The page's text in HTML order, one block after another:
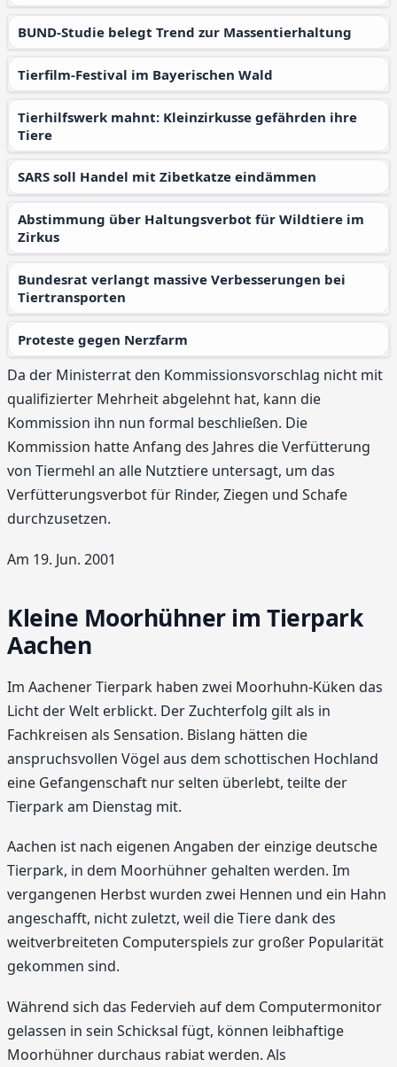
BUND-Studie belegt Trend zur Massentierhaltung
Tierfilm-Festival im Bayerischen Wald
Tierhilfswerk mahnt: Kleinzirkusse gefährden ihre
Tiere
SARS soll Handel mit Zibetkatze eindämmen
Abstimmung über Haltungsverbot für Wildtiere im
Zirkus
Bundesrat verlangt massive Verbesserungen bei
Tiertransporten
Proteste gegen Nerzfarm
Da der Ministerrat den Kommissionsvorschlag nicht mit
qualifizierter Mehrheit abgelehnt hat, kann die
Kommission ihn nun formal beschließen. Die
Kommission hatte Anfang des Jahres die Verfütterung
von Tiermehl an alle Nutztiere untersagt, um das
Verfütterungsverbot für Rinder, Ziegen und Schafe
durchzusetzen.
Am 19. Jun. 2001
Kleine Moorhühner im Tierpark
Aachen
Im Aachener Tierpark haben zwei Moorhuhn-Küken das
Licht der Welt erblickt. Der Zuchterfolg gilt als in
Fachkreisen als Sensation. Bislang hätten die
anspruchsvollen Vögel aus dem schottischen Hochland
eine Gefangenschaft nur selten überlebt, teilte der
Tierpark am Dienstag mit.
Aachen ist nach eigenen Angaben der einzige deutsche
Tierpark, in dem Moorhühner gehalten werden. Im
vergangenen Herbst wurden zwei Hennen und ein Hahn
angeschafft, nicht zuletzt, weil die Tiere dank des
weitverbreiteten Computerspiels zur großer Popularität
gekommen sind.
Während sich das Federvieh auf dem Computermonitor
gelassen in sein Schicksal fügt, können leibhaftige
Moorhühner durchaus rabiat werden. Als